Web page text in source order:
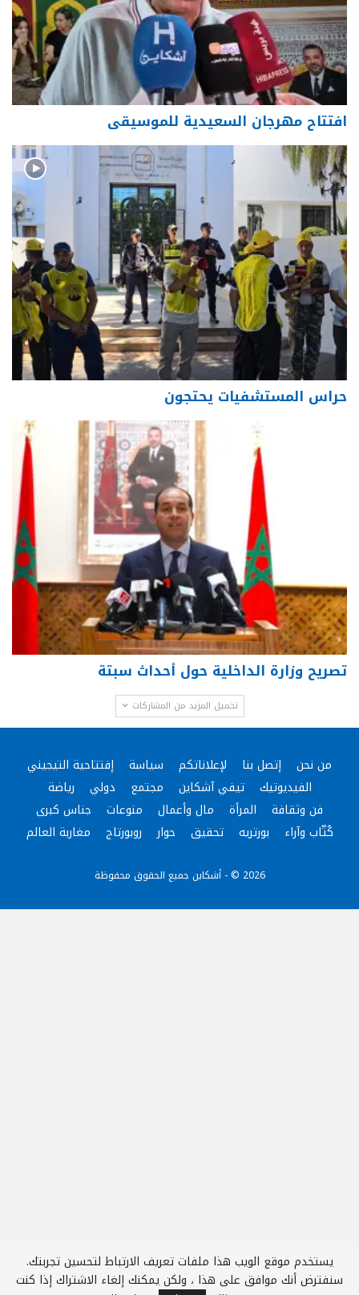
افتتاح مهرجان السعيدية للموسيقى
حراس المستشفيات يحتجون
تصريح وزارة الداخلية حول أحداث سبتة
تحميل المزيد من المشاركات
من نحن إتصل بنا لإعلاناتكم سياسة
إفتتاحية التيجيني
الفيديوتيك
تيفي آشكاين مجتمع دولي
رياضة
فن وثقافة
المرأة مال وأعمال منوعات
جناس كبرى
كُتّاب وآراء
بورتريه تحقيق حوار روبورتاج مغاربة العالم
2026 © - أشكاين جميع الحقوق محفوظة
يستخدم موقع الويب هذا ملفات تعريف الارتباط لتحسين تجربتك.
سنفترض أنك موافق على هذا ، ولكن يمكنك إلغاء الاشتراك إذا كنت